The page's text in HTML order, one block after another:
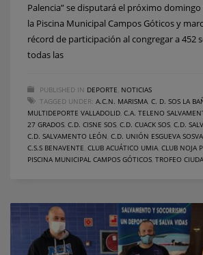
Palencia” se disputará el próximo
la Piscina Municipal Campos Góticos y
récord de participación al congregar a 452
todas las
PUBLISHED IN DEPORTE NOTICIAS
TAGGED UNDER: A.C.N. MARISMA C. D. SOS LA
MULTIDEPORTE VALLADOLID C.A. TELENO
27 GRADOS C.D. CISNE SOS C.D. CUACK SOS C.D.
C.D. SALVAMENTO LEÓN C.D. UNIÓN ESGUEVA SOSVA
C.S.S BENAVENTE CLUB ACUÁTICO UMIA CLUB NOJA
PISCINA MUNICIPAL CAMPOS GÓTICOS TROFEO